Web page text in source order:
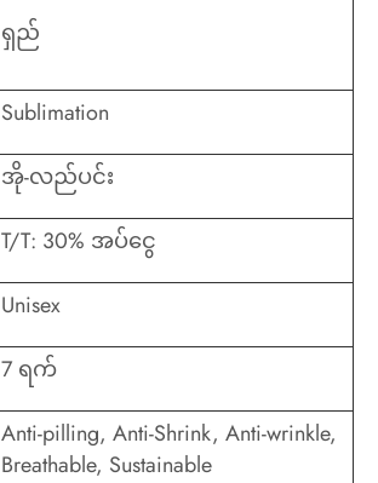
ရှည်
Sublimation
အို-လည်ပင်း
T/T: 30% အပ်ငွေ
Unisex
7 ရက်
Anti-pilling, Anti-Shrink, Anti-wrinkle,
Breathable, Sustainable